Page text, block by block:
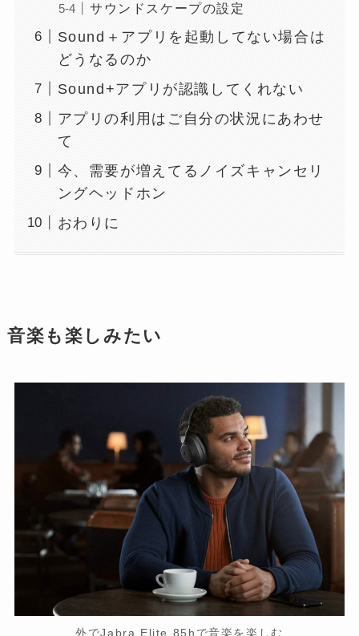
サウンドスケープの設定
Sound＋アプリを起動してない場合は
どうなるのか
Sound+アプリが認識してくれない
アプリの利用はご自分の状況にあわせ
て
今、需要が増えてるノイズキャンセリ
ングヘッドホン
おわりに
音楽も楽しみたい
外でJabra Elite 85hで音楽を楽しむ